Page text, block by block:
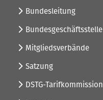
Bundesleitung
Bundesgeschäftsstelle
Mitgliedsverbände
Satzung
DSTG-Tarifkommission